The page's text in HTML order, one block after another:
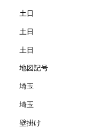
土日
土日
土日
地図記号
埼玉
埼玉
壁掛け